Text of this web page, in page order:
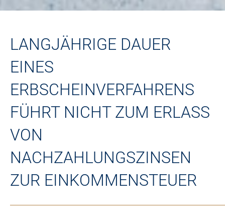
LANGJÄHRIGE DAUER
EINES
ERBSCHEINVERFAHRENS
FÜHRT NICHT ZUM ERLASS
VON
NACHZAHLUNGSZINSEN
ZUR EINKOMMENSTEUER